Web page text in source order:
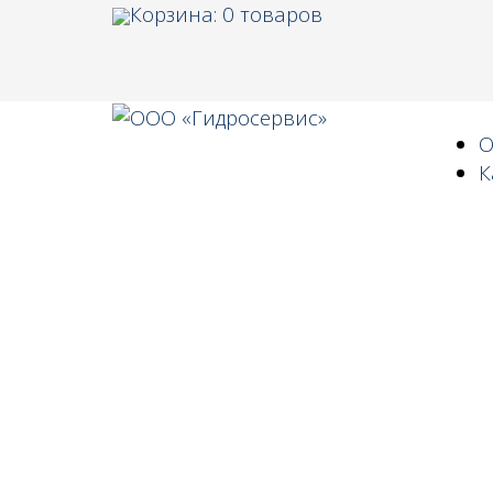
Корзина: 0 товаров